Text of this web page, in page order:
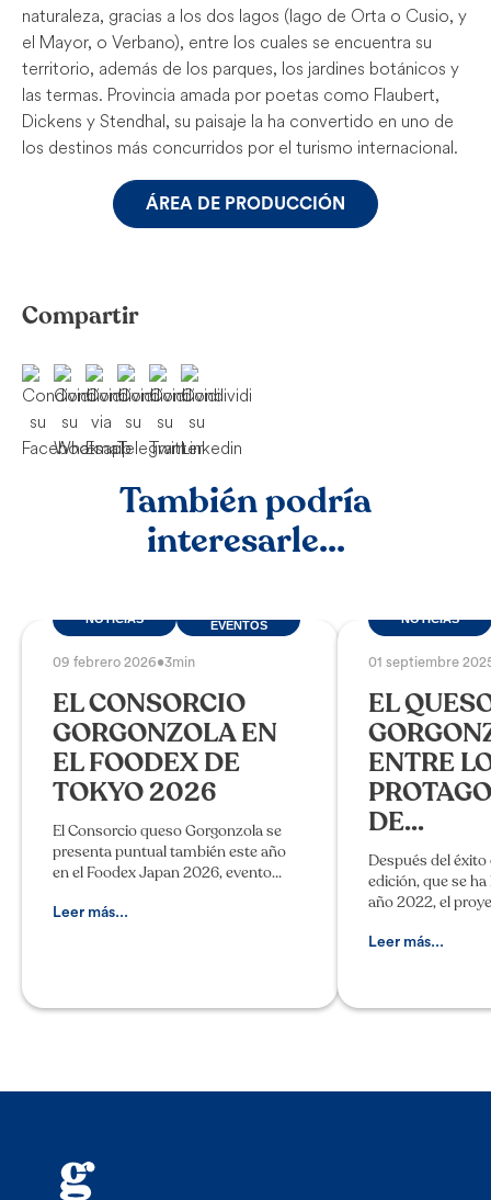
naturaleza, gracias a los dos lagos (lago de Orta o Cusio, y
el Mayor, o Verbano), entre los cuales se encuentra su
territorio, además de los parques, los jardines botánicos y
las termas. Provincia amada por poetas como Flaubert,
Dickens y Stendhal, su paisaje la ha convertido en uno de
los destinos más concurridos por el turismo internacional.
ÁREA DE PRODUCCIÓN
Compartir
También podría
interesarle...
NOTICIAS
EVENTOS
09 febrero 2026•3min
EL CONSORCIO
GORGONZOLA EN
EL FOODEX DE
TOKYO 2026
El Consorcio queso Gorgonzola se
presenta puntual también este año
en el Foodex Japan 2026, evento
que ha llegado a su edición 51, el cual
Leer más...
NOTICIAS
01 septiembre
EL
ENTRE
DE...
Después del
edición, que se
año 2022, el
más rica y
Leer más...